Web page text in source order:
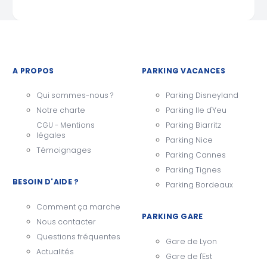
A PROPOS
Qui sommes-nous ?
Notre charte
CGU - Mentions
légales
Témoignages
BESOIN D'AIDE ?
Comment ça marche
Nous contacter
Questions fréquentes
Actualités
PARKING VACANCES
Parking Disneyland
Parking Ile d'Yeu
Parking Biarritz
Parking Nice
Parking Cannes
Parking Tignes
Parking Bordeaux
PARKING GARE
Gare de Lyon
Gare de l'Est